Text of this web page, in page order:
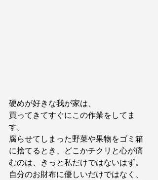
硬めが好きな我が家は、
買ってきてすぐにこの作業をしてま
す。
腐らせてしまった野菜や果物をゴミ箱
に捨てるとき、どこかチクリと心が痛
むのは、きっと私だけではないはず。
自分のお財布に優しいだけではなく、